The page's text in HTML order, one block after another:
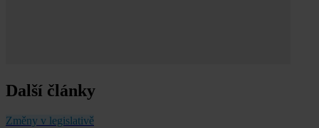
Další články
Změny v legislativě